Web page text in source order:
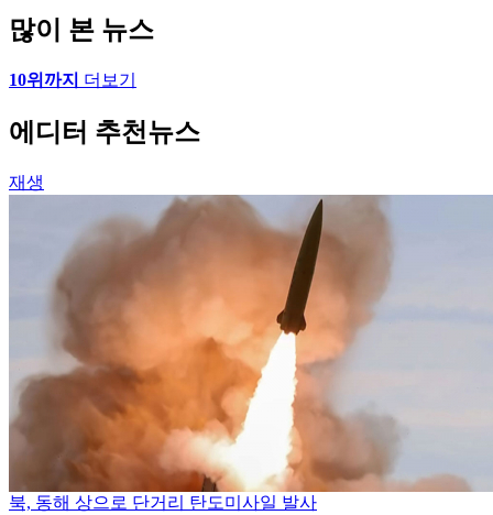
많이 본 뉴스
10위까지 더보기
에디터 추천뉴스
재생
북, 동해 상으로 단거리 탄도미사일 발사